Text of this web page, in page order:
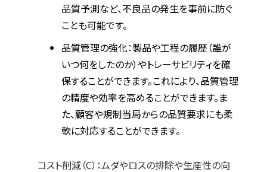
品質予測など、不良品の発生を事前に防ぐ
ことも可能です。
品質管理の強化：製品や工程の履歴（誰が
いつ何をしたのか）やトレーサビリティを確
保することができます。これにより、品質管理
の精度や効率を高めることができます。ま
た、顧客や規制当局からの品質要求にも柔
軟に対応することができます。
コスト削減（C）：ムダやロスの排除や生産性の向